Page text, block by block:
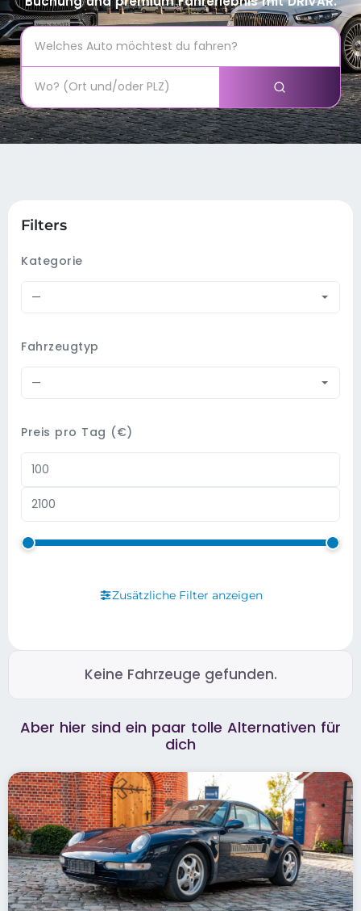
Filters
Kategorie
—
Fahrzeugtyp
—
Preis pro Tag (€)
Zusätzliche Filter anzeigen
Keine Fahrzeuge gefunden.
Aber hier sind ein paar tolle Alternativen für
dich